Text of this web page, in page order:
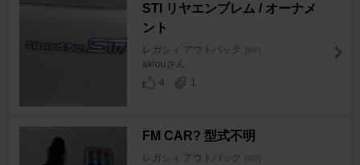
STI リヤエンブレム / オーナメ
ント
レガシィ アウトバック [BP]
akiouさん
4
1
FM CAR? 型式不明
レガシィ アウトバック [BP]